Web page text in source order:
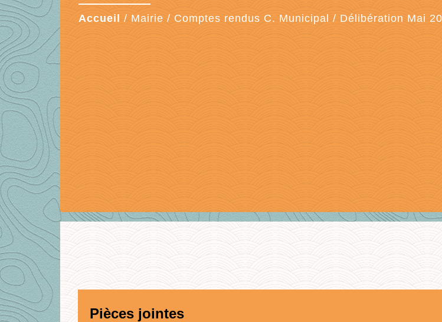
Accueil / Mairie / Comptes rendus C. Municipal / Délibération Mai
Pièces jointes